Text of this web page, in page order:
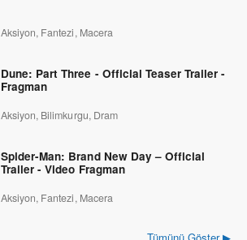
Aksiyon, Fantezi, Macera
Dune: Part Three - Official Teaser Trailer -
Fragman
Aksiyon, Bilimkurgu, Dram
Spider-Man: Brand New Day – Official
Trailer - Video Fragman
Aksiyon, Fantezi, Macera